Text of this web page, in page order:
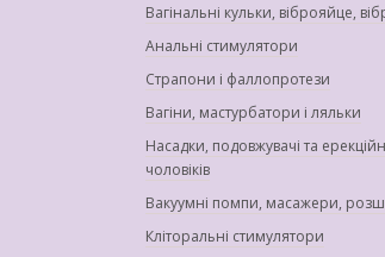
Вагінальні кульки, віброяйце,
Анальні стимулятори
Страпони і фаллопротези
Вагіни, мастурбатори і ляльки
Насадки, подовжувачі та
чоловіків
Вакуумні помпи, масажери,
Кліторальні стимулятори